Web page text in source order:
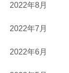
2022年8月
2022年7月
2022年6月